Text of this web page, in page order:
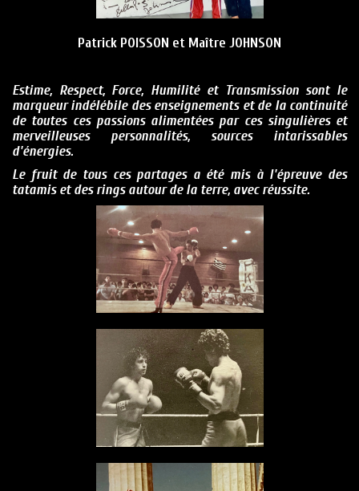
Patrick POISSON et Maître JOHNSON
Estime, Respect, Force, Humilité et Transmission sont le
marqueur indélébile des enseignements et de la continuité
de toutes ces passions alimentées par ces singulières et
merveilleuses personnalités, sources intarissables
d'énergies.
Le fruit de tous ces partages a été mis à l'épreuve des
tatamis et des rings autour de la terre, avec réussite.